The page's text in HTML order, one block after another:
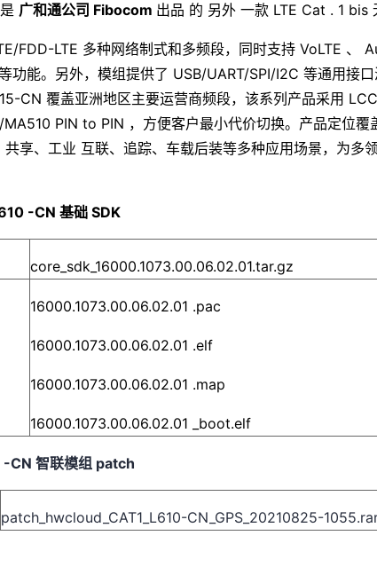
是 广和通公司 Fibocom 出品 的 另外一款 LTE Cat . 1 bis
FDD-LTE 多种网络制式和多频段，同时支持VoLTE 、
功能。另外，模组提供了 USB/UART/SPI/I2C等通用接
CN覆盖亚洲地区主要运营商频段，该系列产品采用
PIN to PIN ，方便客户最小代价切换。产品定位覆
共享、工业 互联、追踪、车载后装等多种应用场景，为多
-CN基础SDK
core_sdk_16000.1073.00.06.02.01.tar.gz
16000.1073.00.06.02.01 .pac
16000.1073.00.06.02.01 .elf
16000.1073.00.06.02.01 .map
16000.1073.00.06.02.01 _boot.elf
-CN智联模组 patch
patch_hwcloud_CAT1_L610-CN_GPS_20210825-